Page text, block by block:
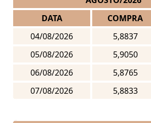
DATA
COMPRA
04/08/2026
5,8837
05/08/2026
5,9050
06/08/2026
5,8765
07/08/2026
5,8833